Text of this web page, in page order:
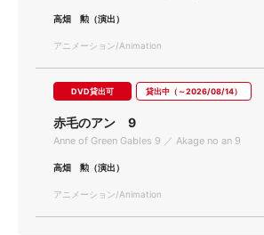
高畑 勲（演出）
アニメーション/Animation
DVD貸出可 貸出中（～2026/08/14）
赤毛のアン 9
Anne of Green Gables 9 ／ Akage no an 9
高畑 勲（演出）
アニメーション/Animation